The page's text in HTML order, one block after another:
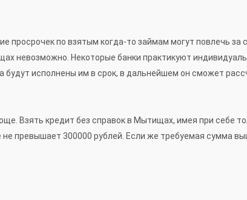
просрочек по взятым когда-то займам могут повлечь за
невозможно. Некоторые банки практикуют
исполнены им в срок, в дальнейшем он сможет
Взять кредит без справок в Мытищах, имея при себе
превышает 300000 рублей. Если же требуемая сумма